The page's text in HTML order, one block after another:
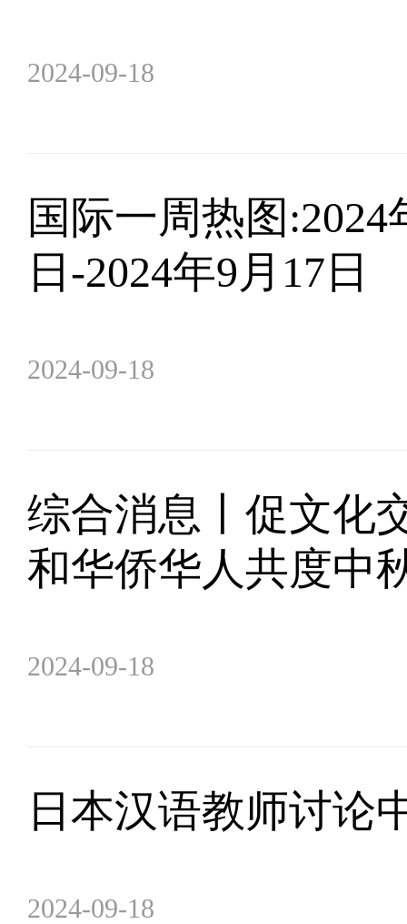
2024-09-18
国际一周热图:2024
日-2024年9月17日
2024-09-18
综合消息丨促文
和华侨华人共度中
2024-09-18
日本汉语教师讨论
2024-09-18